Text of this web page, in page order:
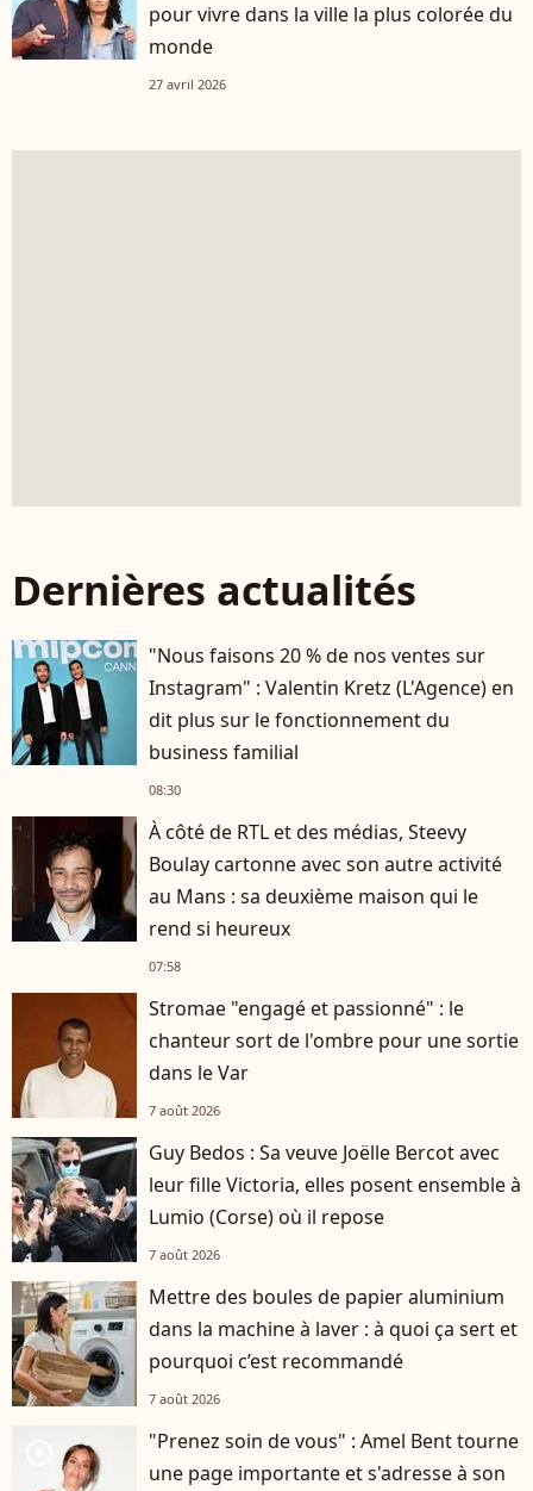
pour vivre dans la ville la plus colorée du
monde
27 avril 2026
Dernières actualités
"Nous faisons 20 % de nos ventes sur
Instagram" : Valentin Kretz (L'Agence) en
dit plus sur le fonctionnement du
business familial
08:30
À côté de RTL et des médias, Steevy
Boulay cartonne avec son autre activité
au Mans : sa deuxième maison qui le
rend si heureux
07:58
Stromae "engagé et passionné" : le
chanteur sort de l'ombre pour une sortie
dans le Var
7 août 2026
Guy Bedos : Sa veuve Joëlle Bercot avec
leur fille Victoria, elles posent ensemble à
Lumio (Corse) où il repose
7 août 2026
Mettre des boules de papier aluminium
dans la machine à laver : à quoi ça sert et
pourquoi c’est recommandé
7 août 2026
"Prenez soin de vous" : Amel Bent tourne
une page importante et s'adresse à son